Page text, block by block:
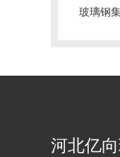
玻璃钢
河北亿